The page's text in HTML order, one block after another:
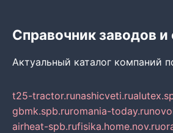
Справочник заводов
Актуальный каталог компаний
t25-tractor.runashicveti.ru
gbmk.spb.ruromania-today.ru
airheat-spb.rufisika.home.nov.ru